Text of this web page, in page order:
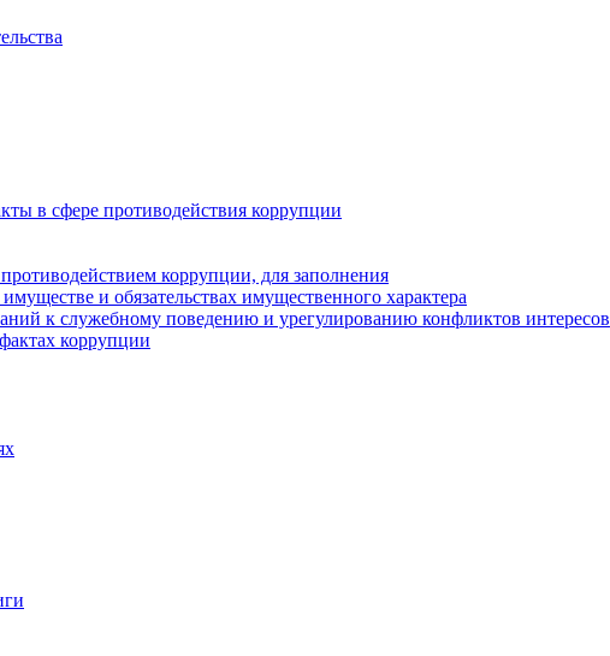
в сфере противодействия коррупции
коррупции, для заполнения
и обязательствах имущественного характера
к служебному поведению и урегулированию конфликтов интересов
коррупции